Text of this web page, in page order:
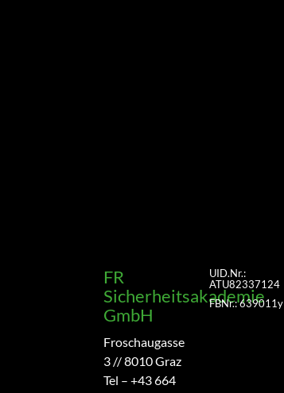
FR
Sicherheitsakademie
GmbH
Froschaugasse
3 // 8010 Graz
Tel – +43 664
UID.Nr.:
ATU82337124
FBNr.: 639011y